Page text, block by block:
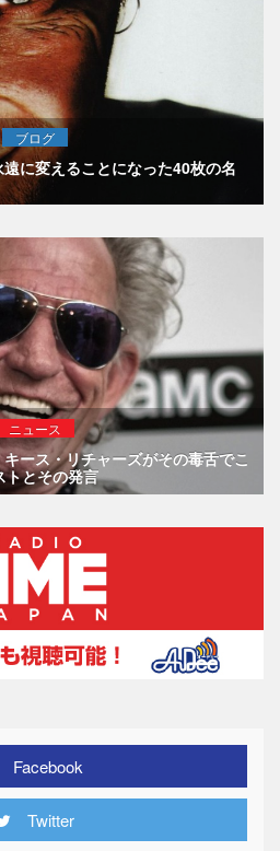
ブログ
に変えることになった40枚の名
ニュース
ース・リチャーズがその毒舌でこ
トとその発言
Facebook
Twitter